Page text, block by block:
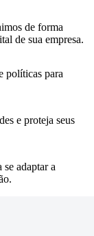
de forma
de sua empresa.
políticas para
e proteja seus
adaptar a